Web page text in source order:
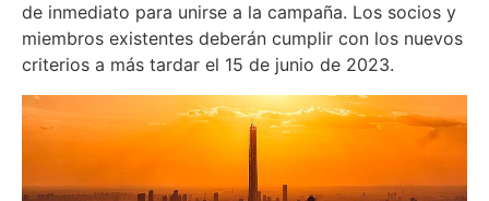
de inmediato para unirse a la campaña. Los socios y
miembros existentes deberán cumplir con los nuevos
criterios a más tardar el 15 de junio de 2023.